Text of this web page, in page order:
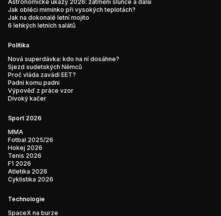
Astronomické úkazy 2026: zatmění slunce a další
Jak obléci miminko při vysokých teplotách?
Jak na dokonalé letní mojito
6 lehkých letních salátů
Politika
Nová superdávka: kdo na ní dosáhne?
Sjezd sudetských Němců
Proč vláda zavádí EET?
Padni komu padni
Výpověď z práce vzor
Divoký kačer
Sport 2026
MMA
Fotbal 2025/26
Hokej 2026
Tenis 2026
F1 2026
Atletika 2026
Cyklistika 2026
Technologie
SpaceX na burze